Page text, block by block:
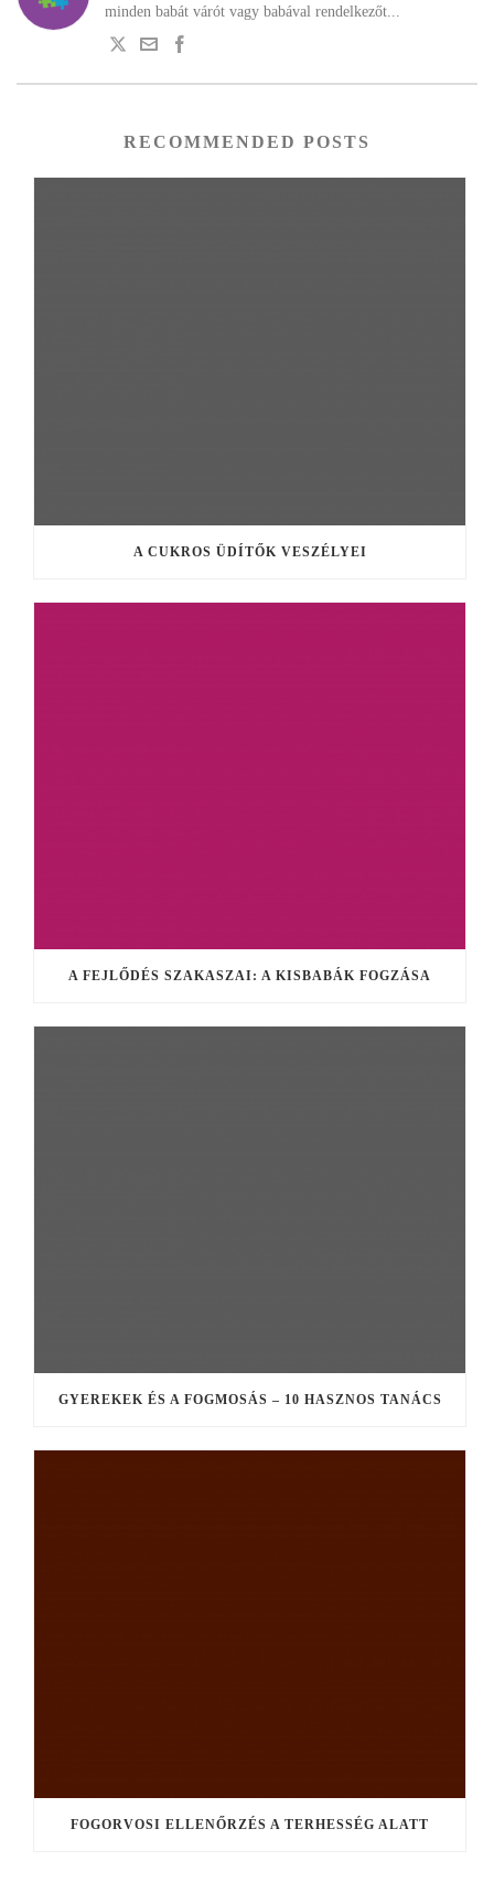
minden babát várót vagy babával rendelkezőt...
RECOMMENDED POSTS
A CUKROS ÜDÍTŐK VESZÉLYEI
A FEJLŐDÉS SZAKASZAI: A KISBABÁK FOGZÁSA
GYEREKEK ÉS A FOGMOSÁS – 10 HASZNOS TANÁCS
FOGORVOSI ELLENŐRZÉS A TERHESSÉG ALATT